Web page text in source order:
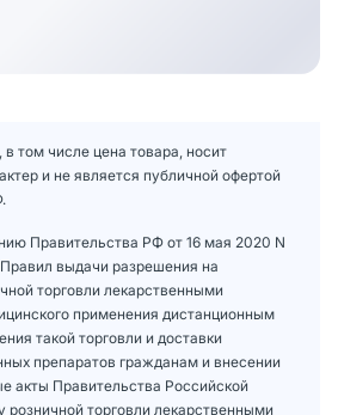
том числе цена товара, носит
и не является публичной офертой
Правительства РФ от 16 мая 2020 N
выдачи разрешения на
торговли лекарственными
применения дистанционным
такой торговли и доставки
препаратов гражданам и внесении
акты Правительства Российской
розничной торговли лекарственными